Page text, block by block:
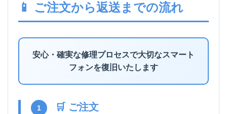
📱 ご注文から返送までの流れ
安心・確実な修理プロセスで大切なスマート
フォンを復旧いたします
1 🛒 ご注文